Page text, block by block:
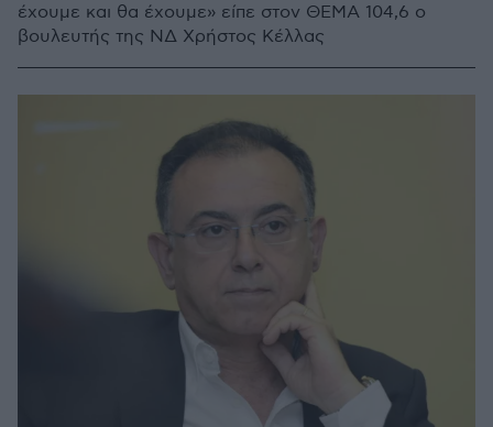
έχουμε και θα έχουμε» είπε στον ΘΕΜΑ 104,6 ο
βουλευτής της ΝΔ Χρήστος Κέλλας